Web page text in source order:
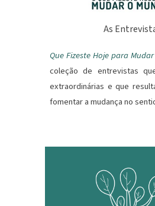
As E
Que Fizeste Hoje para
coleção de entrevistas
extraordinárias e que
fomentar a mudança no